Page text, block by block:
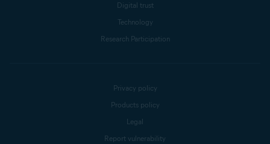
Digital trust
Technology
Research Participation
Privacy policy
Products policy
Legal
Report vulnerability